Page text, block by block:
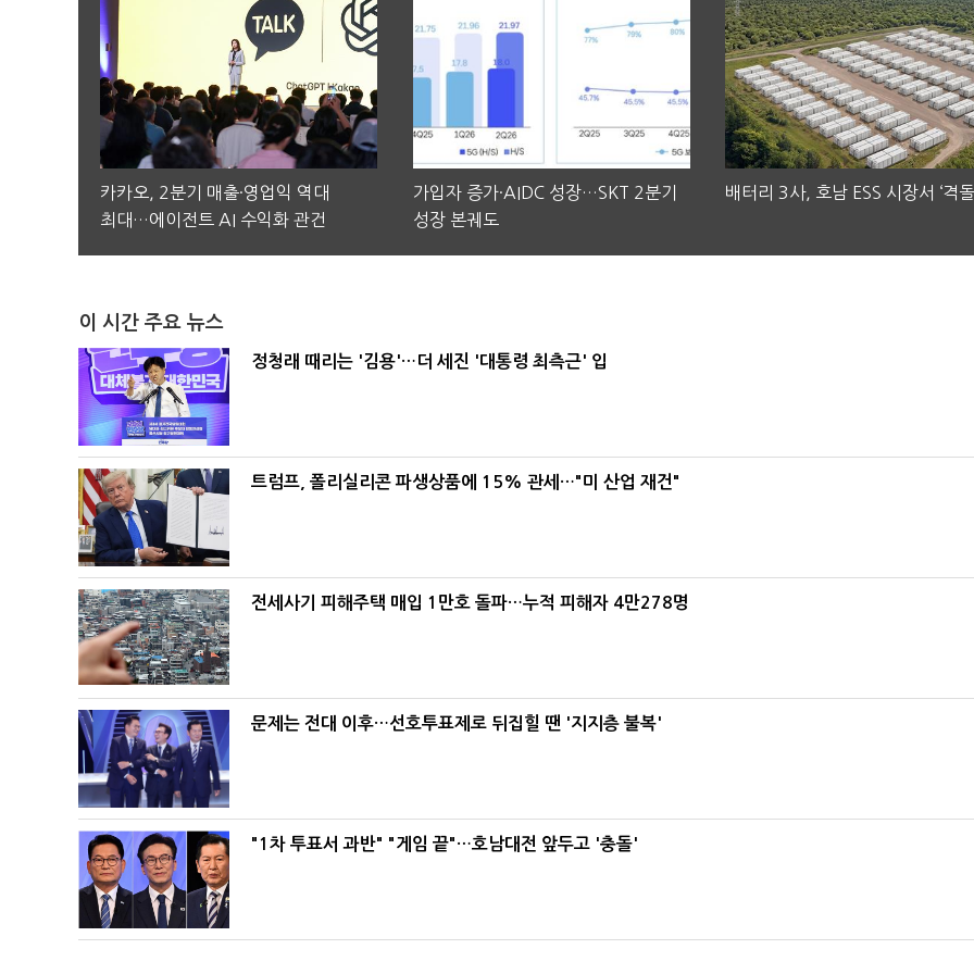
카카오, 2분기 매출·영업익 역대
최대…에이전트 AI 수익화 관건
가입자 증가·AIDC 성장…SKT 2분기
성장 본궤도
배터리 3사, 호남 ESS 시장서 ‘격돌
이 시간 주요 뉴스
정청래 때리는 '김용'…더 세진 '대통령 최측근' 입
트럼프, 폴리실리콘 파생상품에 15% 관세…"미 산업 재건"
전세사기 피해주택 매입 1만호 돌파…누적 피해자 4만278명
문제는 전대 이후…선호투표제로 뒤집힐 땐 '지지층 불복'
"1차 투표서 과반" "게임 끝"…호남대전 앞두고 '충돌'